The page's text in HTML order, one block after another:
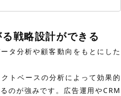
戦略設計ができる
タ分析や顧客動向をもとにした
トベースの分析によって効果的
のが強みです。広告運用やCRM